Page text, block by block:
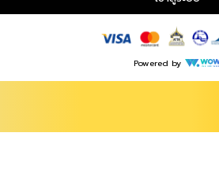
Powered by